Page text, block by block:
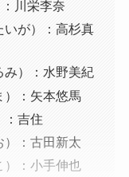
川栄李奈
いが）：高杉真
み）：水野美紀
）：矢本悠馬
：吉住
）：古田新太
）：小手伸也